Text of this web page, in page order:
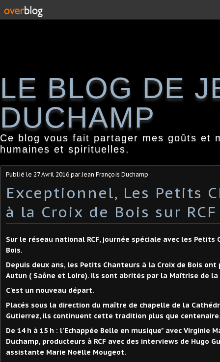
LE BLOG DE
DUCHAMP
Ce blog vous fait partager mes goûts et
humaines et spirituelles.
Publié le 27 Avril 2016 par Jean François Duchamp
Exceptionnel, Les Petits
à la Croix de Bois sur RCF
Sur le réseau national RCF, journée spéciale avec les Petits
Bois.
Depuis deux ans, les Petits Chanteurs à la Croix de Bois
Autun ( Saône et Loire). ils sont abrités par la Maîtrise de
C'est un nouveau départ.
Placés sous la direction du maître de chapelle de la
Gutierrez, ils continuent cette tradition plus que
De 14 h à 15 h : l'Echappée Belle en musique" avec Virginie
Duchamp, producteurs à RCF avec des interviews de Hugo
assistante Marie Noëlle Mougeot.